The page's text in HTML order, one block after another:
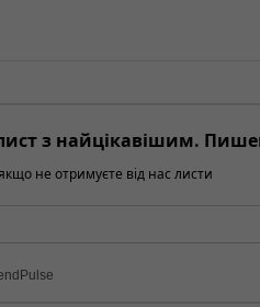
з найцікавішим.
не отримуєте від нас листи